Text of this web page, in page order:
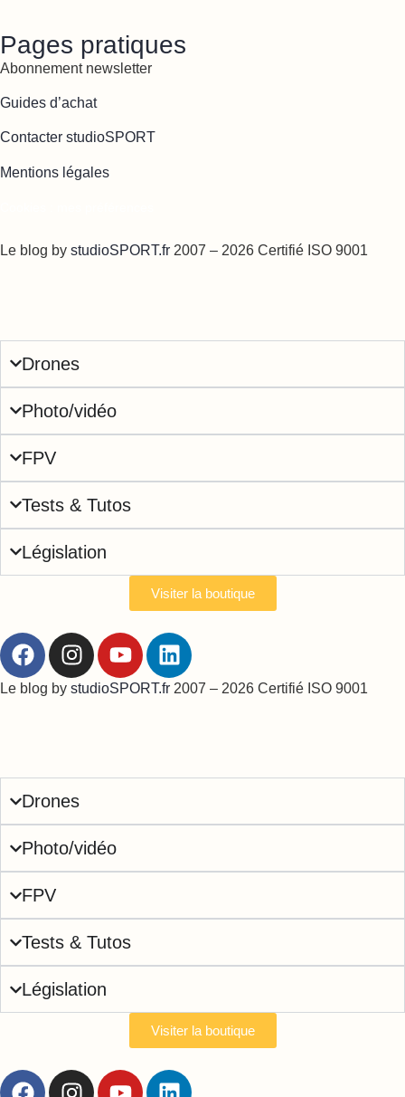
Pages pratiques
Abonnement newsletter
Guides d’achat
Contacter studioSPORT
Mentions légales
Le blog by studioSPORT.fr 2007 – 2026 Certifié ISO 9001
Drones
Photo/vidéo
FPV
Tests & Tutos
Législation
Visiter la boutique
Le blog by studioSPORT.fr 2007 – 2026 Certifié ISO 9001
Drones
Photo/vidéo
FPV
Tests & Tutos
Législation
Visiter la boutique